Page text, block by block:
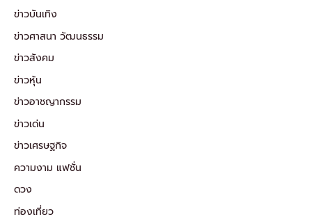
ข่าวบันเทิง
ข่าวศาสนา วัฒนธรรม
ข่าวสังคม
ข่าวหุ้น
ข่าวอาชญากรรม
ข่าวเด่น
ข่าวเศรษฐกิจ
ความงาม แฟชั่น
ดวง
ท่องเที่ยว